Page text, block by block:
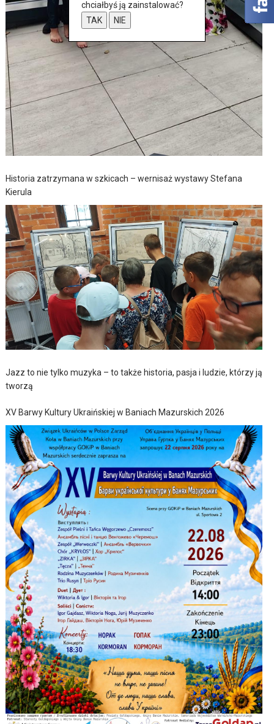
Historia zatrzymana w szkicach – wernisaż wystawy Stefana
Kierula
Jazz to nie tylko muzyka – to także historia, pasja i ludzie, którzy ją
tworzą
XV Barwy Kultury Ukraińskiej w Baniach Mazurskich 2026
chciałbyś ją zainstalować?
TAK
NIE